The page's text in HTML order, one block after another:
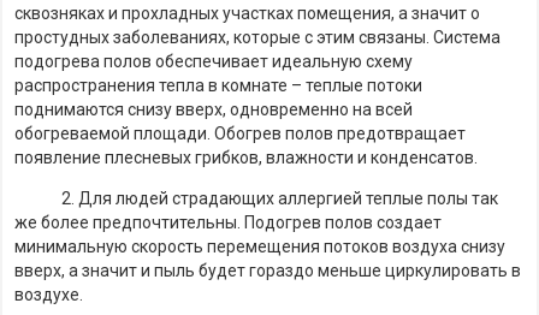
сквозняках и прохладных участках помещения, а значит о
простудных заболеваниях, которые с этим связаны. Система
подогрева полов обеспечивает идеальную схему
распространения тепла в комнате – теплые потоки
поднимаются снизу вверх, одновременно на всей
обогреваемой площади. Обогрев полов предотвращает
появление плесневых грибков, влажности и конденсатов.
2. Для людей страдающих аллергией теплые полы так
же более предпочтительны. Подогрев полов создает
минимальную скорость перемещения потоков воздуха снизу
вверх, а значит и пыль будет гораздо меньше циркулировать в
воздухе.